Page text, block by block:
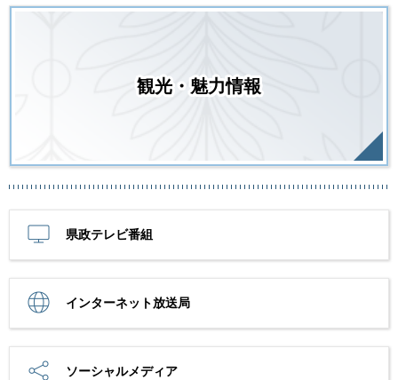
観光・魅力情報
県政テレビ番組
インターネット放送局
ソーシャルメディア